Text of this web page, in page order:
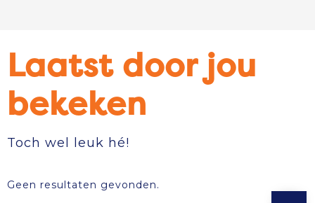
Laatst door jou
bekeken
Toch wel leuk hé!
Geen resultaten gevonden.